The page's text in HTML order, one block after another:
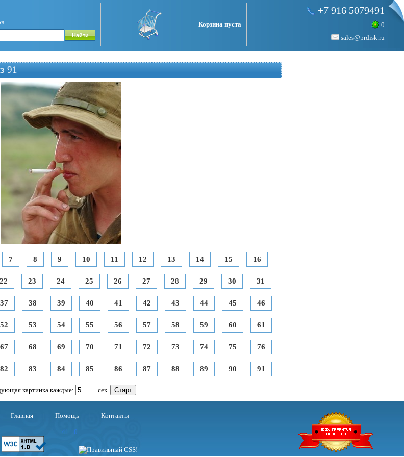
Корзина пуста
+7 916 5079491
0
sales@prdisk.ru
91
7 8 9 10 11 12 13 14 15 16
22 23 24 25 26 27 28 29 30 31
37 38 39 40 41 42 43 44 45 46
52 53 54 55 56 57 58 59 60 61
67 68 69 70 71 72 73 74 75 76
82 83 84 85 86 87 88 89 90 91
картинка каждые: сек.
Главная | Помощь | Контакты
41 : 0